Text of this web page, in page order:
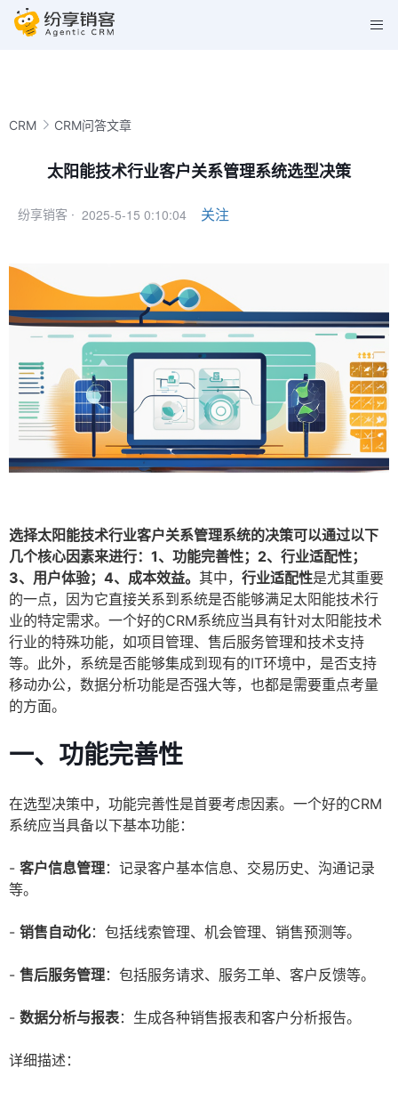
CRM CRM问答文章
太阳能技术行业客户关系管理系统选型决策
纷享销客 · 2025-5-15 0:10:04 关注
选择太阳能技术行业客户关系管理系统的决策可以通过以下
几个核心因素来进行：1、功能完善性；2、行业适配性；
3、用户体验；4、成本效益。 其中， 行业适配性是尤其重要
的一点，因为它直接关系到系统是否能够满足太阳能技术行
业的特定需求。一个好的CRM系统应当具有针对太阳能技术
行业的特殊功能，如项目管理、售后服务管理和技术支持
等。此外，系统是否能够集成到现有的IT环境中，是否支持
移动办公，数据分析功能是否强大等，也都是需要重点考量
的方面。
一、功能完善性
在选型决策中，功能完善性是首要考虑因素。一个好的CRM
系统应当具备以下基本功能：
- 客户信息管理：记录客户基本信息、交易历史、沟通记录
等。
- 销售自动化：包括线索管理、机会管理、销售预测等。
- 售后服务管理：包括服务请求、服务工单、客户反馈等。
- 数据分析与报表：生成各种销售报表和客户分析报告。
详细描述：